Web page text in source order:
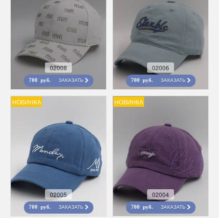
02008
700 руб. ЗАКАЗАТЬ
02006
700 руб. ЗАКАЗАТЬ
НОВИНКА
02005
700 руб. ЗАКАЗАТЬ
НОВИНКА
02004
700 руб. ЗАКАЗАТЬ